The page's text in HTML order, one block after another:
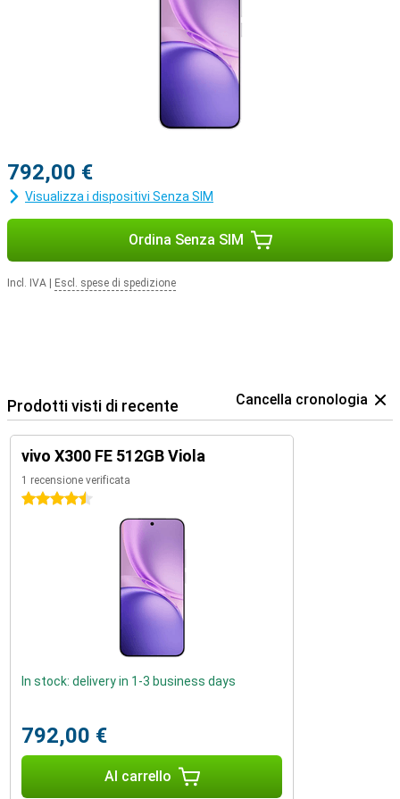
792,00 €
Visualizza i dispositivi Senza SIM
Ordina Senza SIM
Incl. IVA Escl. spese di spedizione
Prodotti visti di recente Cancella cronologia
vivo X300 FE 512GB Viola
1 recensione verificata
4.5 stelle
In stock: delivery in 1-3 business days
792,00 €
Al carrello